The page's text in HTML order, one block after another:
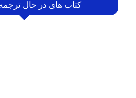
کتاب های در حال